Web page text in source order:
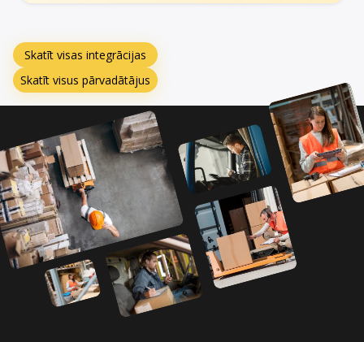
Skatīt visas integrācijas
Skatīt visus pārvadātājus